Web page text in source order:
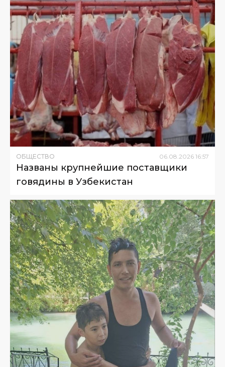
ОБЩЕСТВО 06.08.2026 16:57
Названы крупнейшие поставщики
говядины в Узбекистан